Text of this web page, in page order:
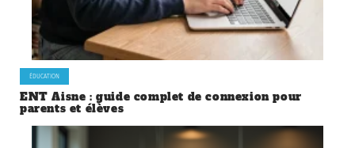
ÉDUCATION
ENT Aisne : guide complet de connexion pour
parents et élèves